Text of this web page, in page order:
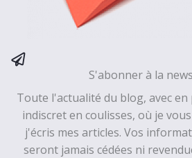
S'abonner à la
Toute l'actualité du blog, avec
indiscret en coulisses, où je
j'écris mes articles. Vos
seront jamais cédées ni